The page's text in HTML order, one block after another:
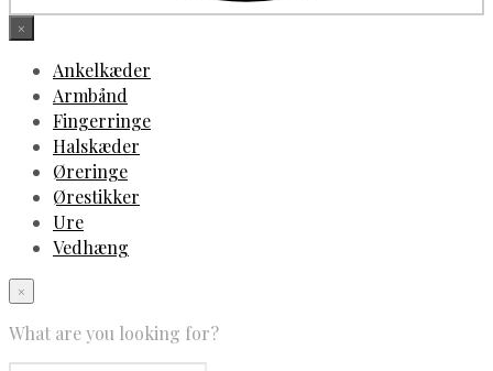
×
Ankelkæder
Armbånd
Fingerringe
Halskæder
Øreringe
Ørestikker
Ure
Vedhæng
×
What are you looking for?